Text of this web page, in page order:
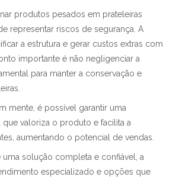
produtos pesados em prateleiras
representar riscos de segurança. A
a estrutura e gerar custos extras com
importante é não negligenciar a
para manter a conservação e
mente, é possível garantir uma
que valoriza o produto e facilita a
aumentando o potencial de vendas.
uma solução completa e confiável, a
especializado e opções que